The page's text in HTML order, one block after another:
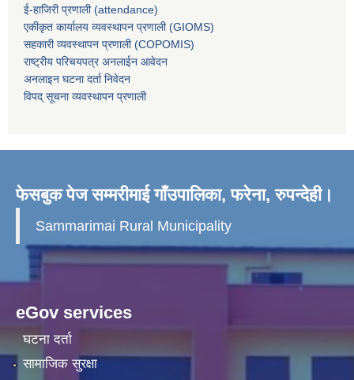
ई-हाजिरी प्रणाली (attendance)
एकीकृत कार्यालय व्यवस्थापन प्रणाली (GIOMS)
सहकारी व्यवस्थापन प्रणाली (COPOMIS)
राष्ट्रीय परिचयपत्र अनलाईन आवेदन
अनलाइन घटना दर्ता निवेदन
विपद् सूचना व्यवस्थापन प्रणाली
फेसबुक पेज सम्मरीमाई गाँउपालिका, फरेना, रुपन्देही।
Sammarimai Rural Municipality
eGov services
घटना दर्ता
सामाजिक सुरक्षा